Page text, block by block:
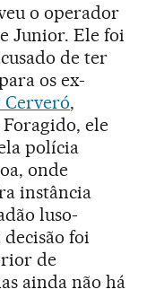
o operador
Junior. Ele foi
de ter
os ex-
Cerveró,
Foragido, ele
polícia
onde
instância
luso-
foi
de
ainda não há